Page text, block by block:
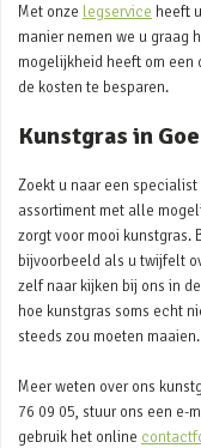
Met onze legservice heeft
manier nemen we u graag
mogelijkheid heeft om een
de kosten te besparen.
Kunstgras in
Zoekt u naar een
assortiment met alle
zorgt voor mooi kunstgras.
bijvoorbeeld als u twijfelt
zelf naar kijken bij ons in
hoe kunstgras soms echt
steeds zou moeten maaien.
Meer weten over ons
76 09 05, stuur ons een e-
gebruik het online